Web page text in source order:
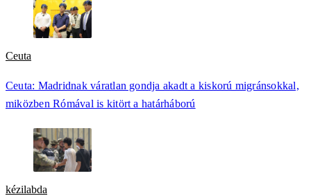
Ceuta
Ceuta: Madridnak váratlan gondja akadt a kiskorú migránsokkal,
miközben Rómával is kitört a határháború
kézilabda